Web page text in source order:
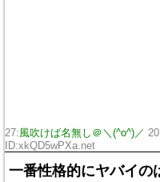
27:風吹けば名無し＠＼(^o^)／
ID:xkQD5wPXa.net
一番性格的にヤバイの